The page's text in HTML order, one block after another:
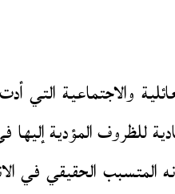
والاجتماعية التي
للظروف المؤدية
أنه المتسبب الحقيقي